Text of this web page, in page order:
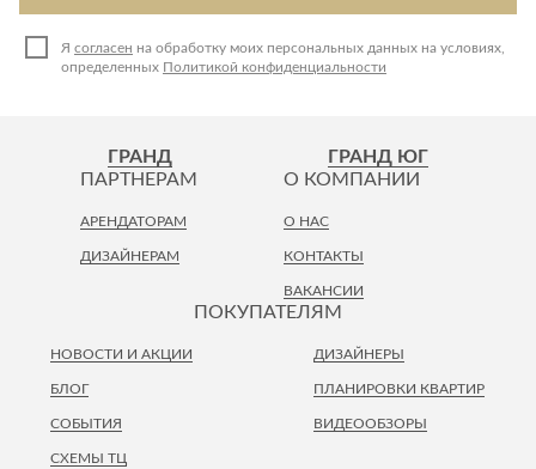
Я согласен на обработку моих персональных данных на условиях,
определенных Политикой конфиденциальности
ГРАНД ГРАНД ЮГ
ПОКУПАТЕЛЯМ
НОВОСТИ И АКЦИИ
ПЛАНИРОВКИ КВАРТИР
ВИДЕООБЗОРЫ
БЛОГ
СОБЫТИЯ
СХЕМЫ ТЦ
ДИЗАЙНЕРЫ
ПАРТНЕРАМ
АРЕНДАТОРАМ
ДИЗАЙНЕРАМ
О КОМПАНИИ
О НАС
КОНТАКТЫ
ВАКАНСИИ